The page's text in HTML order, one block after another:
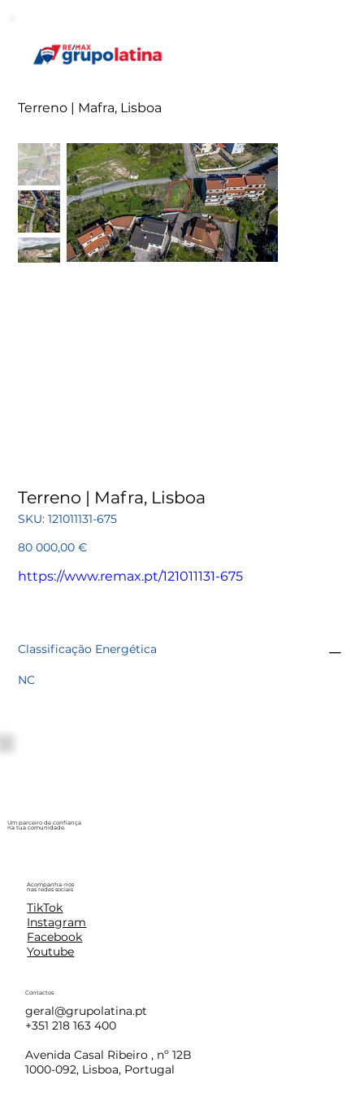
Terreno | Mafra, Lisboa
Terreno | Mafra, Lisboa
SKU: SKU
121011131-
121011131-675
Preço
80 000,00 €
https://www.remax.pt/121011131-675
Classificação Energética
NC
Um parceiro de confiança
na tua comunidade.
Acompanha-nos
nas redes sociais
TikTok
Instagram
Facebook
Youtube
Contactos
geral@grupolatina.pt
+351 218 163 400
Avenida Casal Ribeiro , nº 12B
1000-092, Lisboa, Portugal